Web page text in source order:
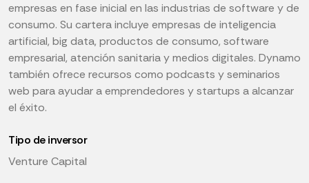
empresas en fase inicial en las industrias de software y de
consumo. Su cartera incluye empresas de inteligencia
artificial, big data, productos de consumo, software
empresarial, atención sanitaria y medios digitales. Dynamo
también ofrece recursos como podcasts y seminarios
web para ayudar a emprendedores y startups a alcanzar
el éxito.
Tipo de inversor
Venture Capital